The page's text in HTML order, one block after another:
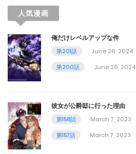
人気漫画
俺だけレベルアップな件
第201話
June 26, 2024
第200話
June 26, 2024
彼女が公爵邸に行った理由
第158話
March 7, 2023
第157話
March 7, 2023